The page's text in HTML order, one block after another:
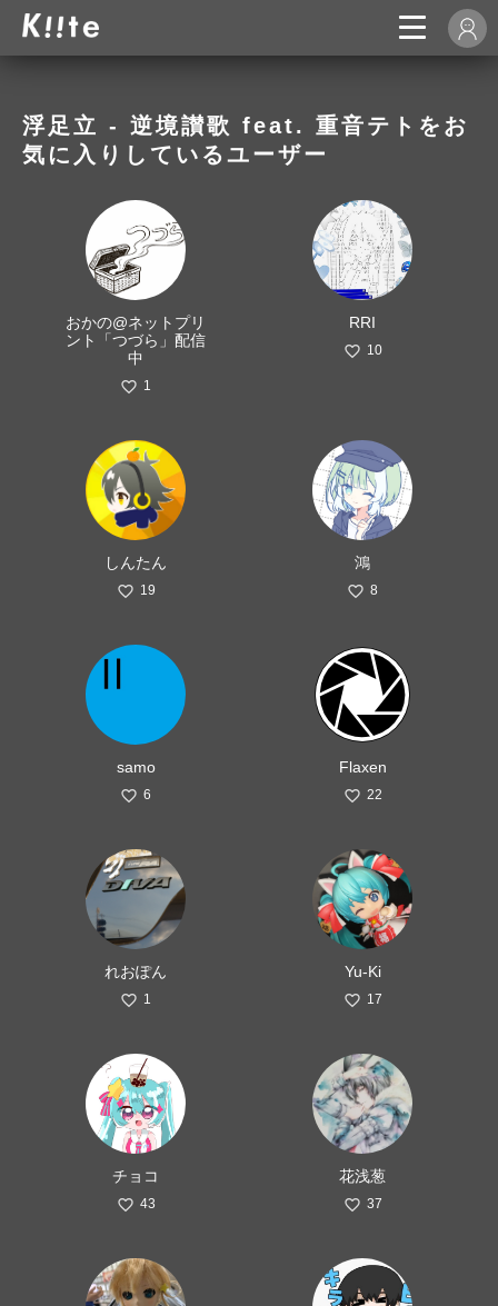
浮足立 - 逆境讃歌 feat. 重音テトをお
気に入りしているユーザー
おかの@ネットプリ
ント「つづら」配信
中
1
RRI
10
しんたん
19
鴻
8
samo
6
Flaxen
22
れおぽん
1
Yu-Ki
17
チョコ
43
花浅葱
37